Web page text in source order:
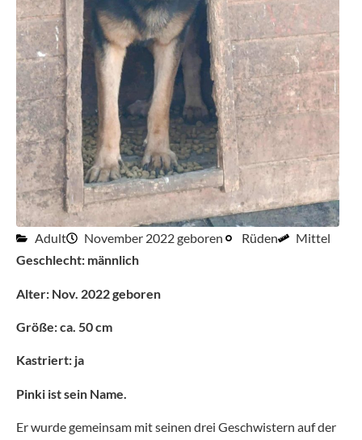
Adult November 2022 geboren Rüden
Mittel
Geschlecht: männlich
Alter: Nov. 2022 geboren
Größe: ca. 50 cm
Kastriert: ja
Pinki ist sein Name.
Er wurde gemeinsam mit seinen drei Geschwistern auf der